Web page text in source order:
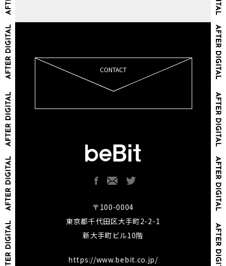
CONTACT
〒100-0004
東京都千代田区大手町2-2-1
新大手町ビル10階
https://www.bebit.co.jp/